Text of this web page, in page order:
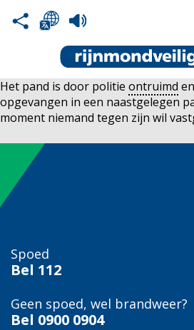
Het pand is door politie ontruimd
opgevangen in een naastgelegen
moment niemand tegen zijn wil
Spoed
Bel 112
Geen spoed, wel brandweer?
Bel 0900 0904